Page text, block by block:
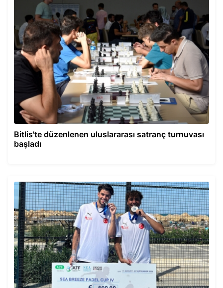
Bitlis'te düzenlenen uluslararası satranç turnuvası
başladı